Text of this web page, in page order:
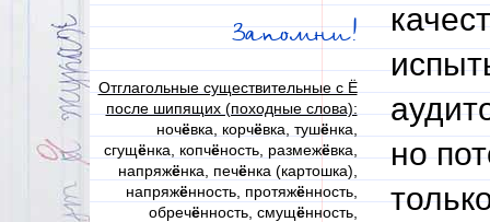
Запомни!
Отглагольные существительные с Ё
после шипящих (походные слова):
ночёвка, корчёвка, тушёнка,
сгущёнка, копчёность, размежёвка,
напряжёнка, печёнка (картошка),
напряжённость, протяжённость,
обречённость, смущённость,
но